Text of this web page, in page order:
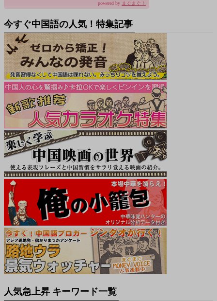
powered by まぐまぐ！
今すぐ中国語の人気！特集記事
人気急上昇 キーワード一覧